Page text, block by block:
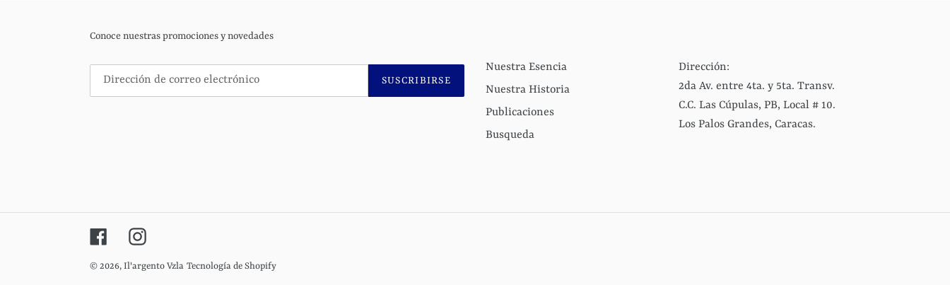
Conoce nuestras promociones y novedades
SUSCRIBIRSE
Nuestra Esencia
Nuestra Historia
Publicaciones
Busqueda
Dirección:
2da Av. entre 4ta. y 5ta. Transv.
C.C. Las Cúpulas, PB, Local # 10.
Los Palos Grandes, Caracas.
FacebookInstagram
© 2026, Il'argento Vzla Tecnología de Shopify